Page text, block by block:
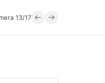
13/17